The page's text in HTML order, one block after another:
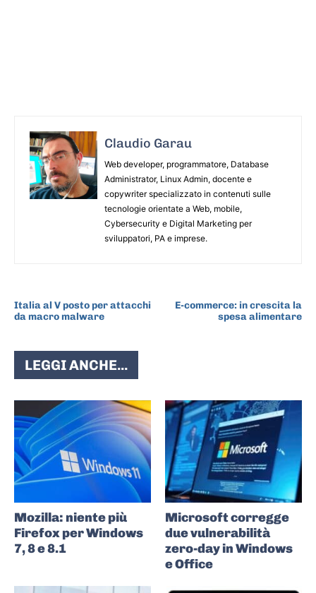
Claudio Garau
Web developer, programmatore, Database
Administrator, Linux Admin, docente e
copywriter specializzato in contenuti sulle
tecnologie orientate a Web, mobile,
Cybersecurity e Digital Marketing per
sviluppatori, PA e imprese.
Italia al V posto per attacchi
da macro malware
E-commerce: in crescita la
spesa alimentare
LEGGI ANCHE...
Mozilla: niente più
Firefox per Windows
7, 8 e 8.1
Microsoft corregge
due vulnerabilità
zero-day in Windows
e Office